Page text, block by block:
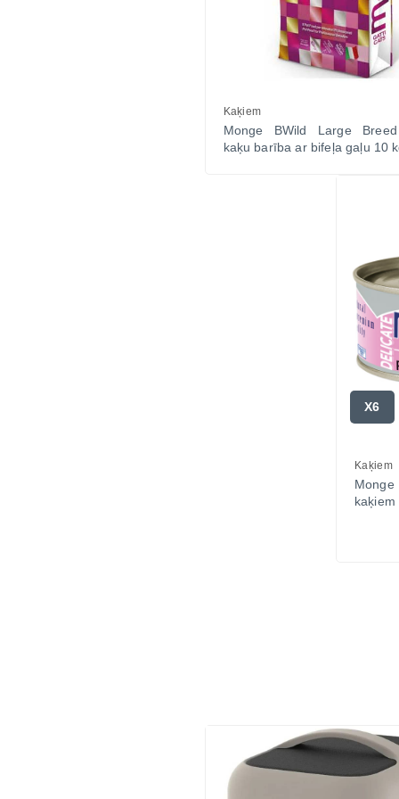
Kaķiem
Monge BWild Large
kaķu barība ar bifeļa gaļu 10
X6
Kaķiem
Monge